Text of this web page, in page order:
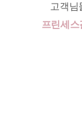
고객님
프린세스